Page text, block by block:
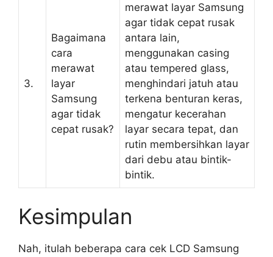
3.
Bagaimana
cara
merawat
layar
Samsung
agar tidak
cepat rusak?
merawat layar Samsung
agar tidak cepat rusak
antara lain,
menggunakan casing
atau tempered glass,
menghindari jatuh atau
terkena benturan keras,
mengatur kecerahan
layar secara tepat, dan
rutin membersihkan layar
dari debu atau bintik-
bintik.
Kesimpulan
Nah, itulah beberapa cara cek LCD Samsung